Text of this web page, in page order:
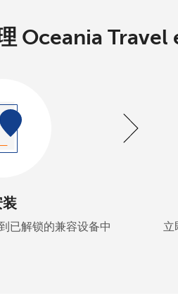
Oceania Travel
已解锁的兼容设备中 立